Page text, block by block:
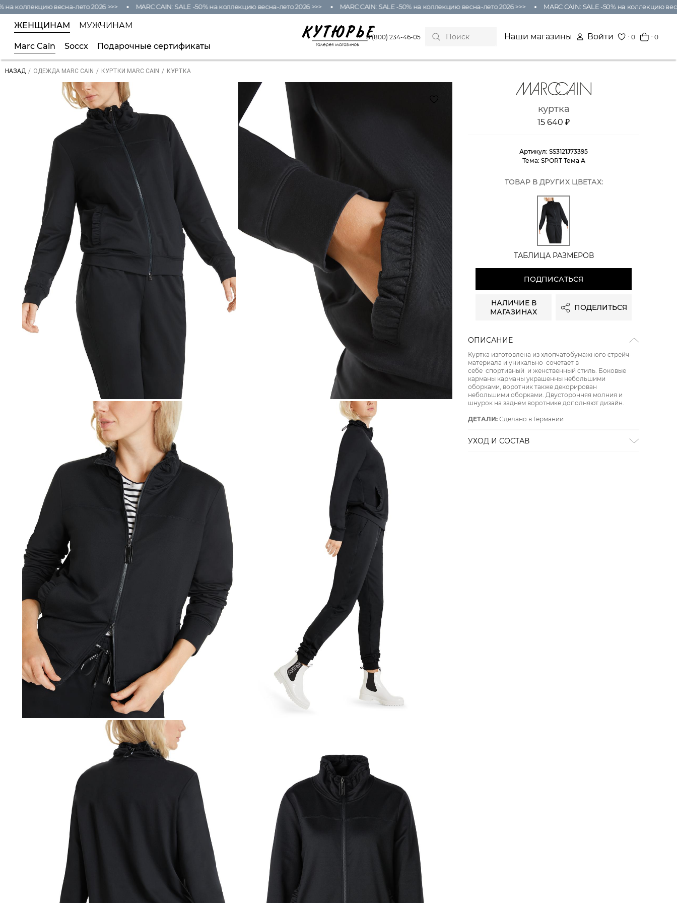
коллекцию весна-лето 2026 >>> MARC CAIN: SALE -50% на коллекцию весна-лето 2026 >>> MARC CAIN: SALE -50% на коллекцию весна-лето 2026 >>> MARC CAIN: SALE -50% на коллекцию
ЖЕНЩИНАМ МУЖЧИНАМ
Marc Cain Soccx Подарочные сертификаты
8 (800) 234-46-05 Наши магазины Войти :0 : 0
НАЗАД / ОДЕЖДА MARC CAIN / КУРТКИ MARC CAIN / КУРТКА
куртка
15 640 ₽
Артикул:SS3121J73395
Тема: SPORT Тема A
ТОВАР В ДРУГИХ ЦВЕТАХ:
ТАБЛИЦА РАЗМЕРОВ
ПОДПИСАТЬСЯ
НАЛИЧИЕ В
МАГАЗИНАХ
ПОДЕЛИТЬСЯ
ОПИСАНИЕ
Куртка изготовлена из хлопчатобумажного стрейч-
материала и уникально сочетает в
себе спортивный и женственный стиль. Боковые
карманы карманы украшенны небольшими
оборками, воротник также декорирован
небольшими оборками. Двусторонняя молния и
шнурок на заднем воротнике дополняют дизайн.
ДЕТАЛИ:Сделано в Германии
УХОД И СОСТАВ